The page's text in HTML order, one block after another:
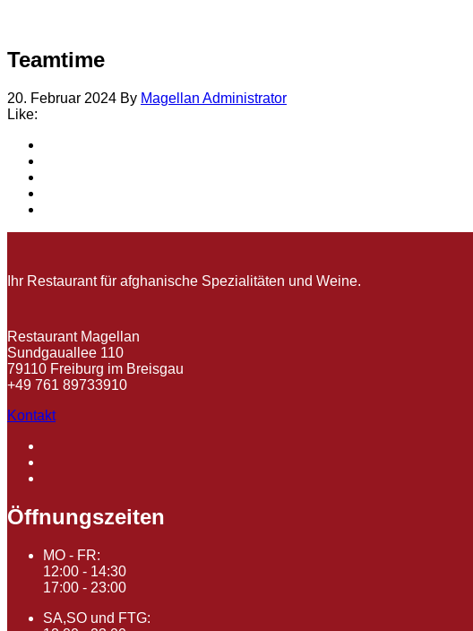
Teamtime
20. Februar 2024 By Magellan Administrator
Like:
Ihr Restaurant für afghanische Spezialitäten und Weine.
Restaurant Magellan
Sundgauallee 110
79110 Freiburg im Breisgau
+49 761 89733910
Kontakt
Öffnungszeiten
MO - FR:
12:00 - 14:30
17:00 - 23:00
SA,SO und FTG: